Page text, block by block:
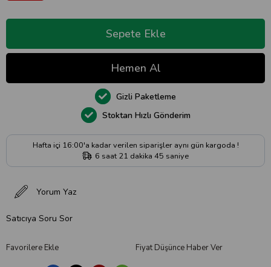
Favorilere Ekle Fiyat Düşünce Haber Ver
Yorum Yaz
Satıcıya Soru Sor
Hafta içi 16:00'a kadar verilen siparişler aynı gün kargoda !
6 saat 21 dakika 44 saniye
Stoktan Hızlı Gönderim
Gizli Paketleme